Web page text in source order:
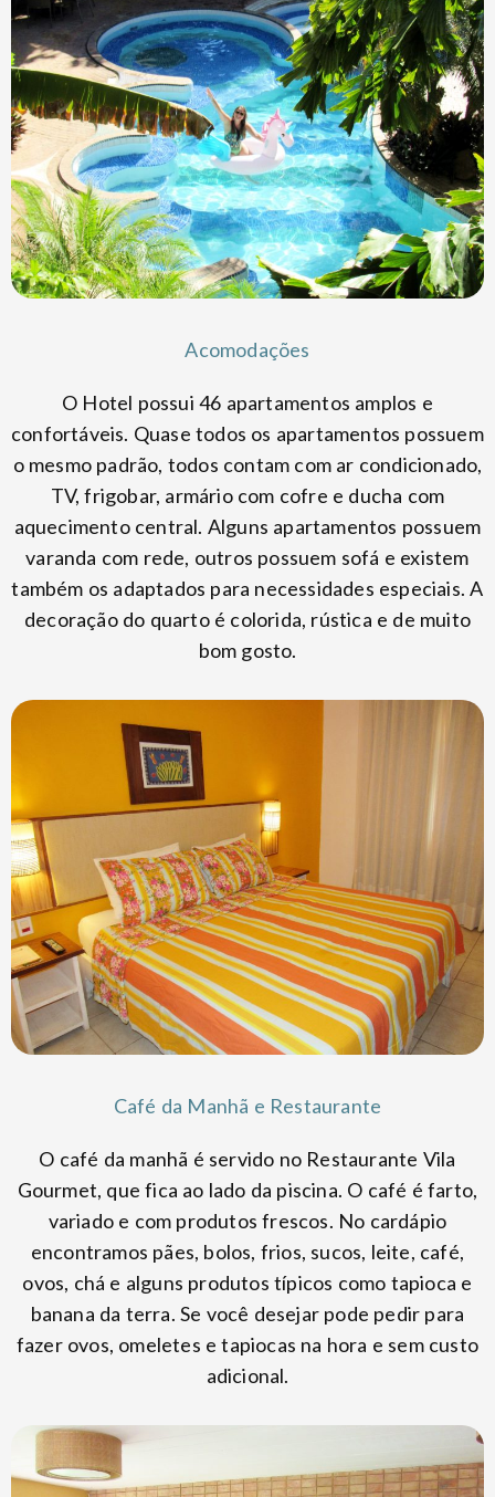
Acomodações
O Hotel possui 46 apartamentos amplos e
confortáveis. Quase todos os apartamentos possuem
o mesmo padrão, todos contam com ar condicionado,
TV, frigobar, armário com cofre e ducha com
aquecimento central. Alguns apartamentos possuem
varanda com rede, outros possuem sofá e existem
também os adaptados para necessidades especiais. A
decoração do quarto é colorida, rústica e de muito
bom gosto.
Café da Manhã e Restaurante
O café da manhã é servido no Restaurante Vila
Gourmet, que fica ao lado da piscina. O café é farto,
variado e com produtos frescos. No cardápio
encontramos pães, bolos, frios, sucos, leite, café,
ovos, chá e alguns produtos típicos como tapioca e
banana da terra. Se você desejar pode pedir para
fazer ovos, omeletes e tapiocas na hora e sem custo
adicional.